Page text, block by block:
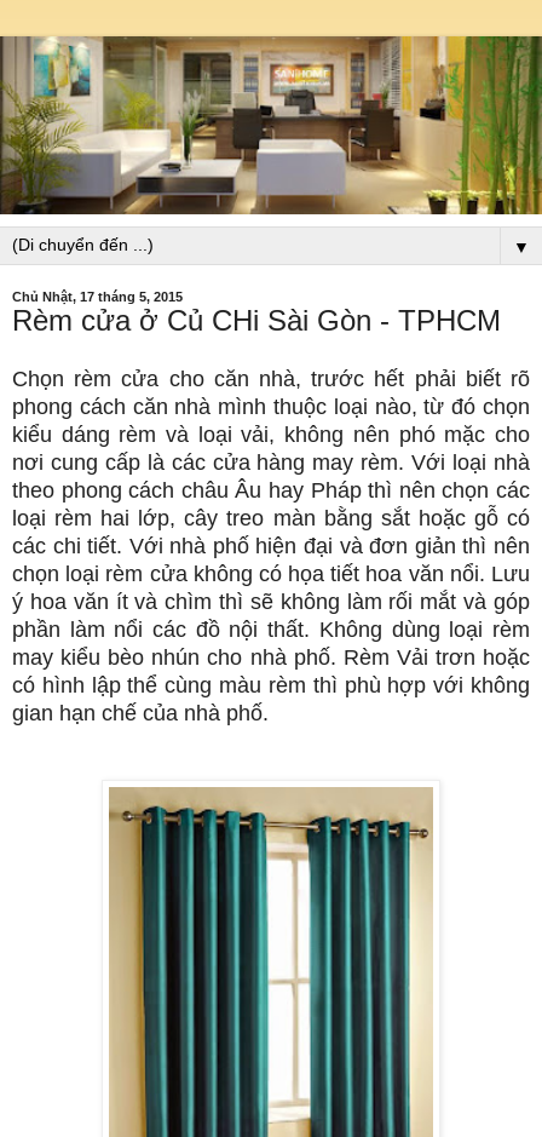
▼
Chủ Nhật, 17 tháng 5, 2015
Rèm cửa ở Củ CHi Sài Gòn - TPHCM
Chọn rèm cửa cho căn nhà, trước hết phải biết rõ
phong cách căn nhà mình thuộc loại nào, từ đó chọn
kiểu dáng rèm và loại vải, không nên phó mặc cho
nơi cung cấp là các cửa hàng may rèm. Với loại nhà
theo phong cách châu Âu hay Pháp thì nên chọn các
loại rèm hai lớp, cây treo màn bằng sắt hoặc gỗ có
các chi tiết. Với nhà phố hiện đại và đơn giản thì nên
chọn loại rèm cửa không có họa tiết hoa văn nổi. Lưu
ý hoa văn ít và chìm thì sẽ không làm rối mắt và góp
phần làm nổi các đồ nội thất. Không dùng loại rèm
may kiểu bèo nhún cho nhà phố. Rèm Vải trơn hoặc
có hình lập thể cùng màu rèm thì phù hợp với không
gian hạn chế của nhà phố.